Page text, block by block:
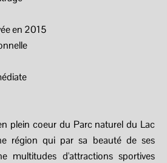
en 2015
plein coeur du Parc naturel du Lac
région qui par sa beauté de ses
multitudes d'attractions sportives